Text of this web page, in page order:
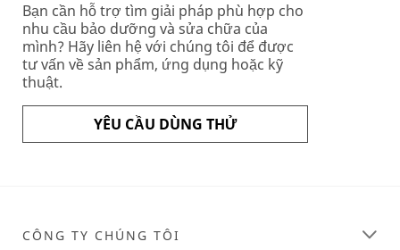
Bạn cần hỗ trợ tìm giải pháp phù hợp cho
nhu cầu bảo dưỡng và sửa chữa của
mình? Hãy liên hệ với chúng tôi để được
tư vấn về sản phẩm, ứng dụng hoặc kỹ
thuật.
YÊU CẦU DÙNG THỬ
CÔNG TY CHÚNG TÔI